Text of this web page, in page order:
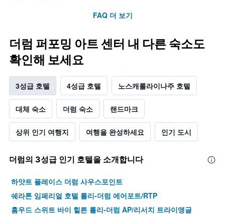
FAQ 더 보기
더럼 퍼포밍 아트 센터 내 다른 숙소도
확인해 보세요
3성급 호텔 4성급 호텔 노스캐롤라이나주 호텔
대체 숙소 더럼 숙소 랜드마크
상위 인기 여행지 여행을 완성하세요 인기 도시
더럼​의 3​성급 인기 호텔을 소개합니다
하얏트 플레이스 더럼 사우스포인트
쉐라톤 임페리얼 호텔 롤리-더럼 에어포트/RTP
홈우드 스위트 바이 힐튼 롤리-더럼 AP/리서치 트라이앵글